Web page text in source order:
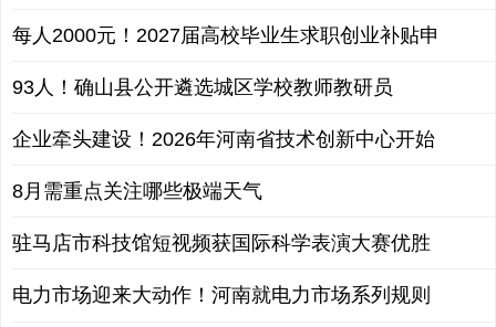
每人2000元！2027届高校毕业生求职创业补贴申
93人！确山县公开遴选城区学校教师教研员
企业牵头建设！2026年河南省技术创新中心开始
8月需重点关注哪些极端天气
驻马店市科技馆短视频获国际科学表演大赛优胜
电力市场迎来大动作！河南就电力市场系列规则